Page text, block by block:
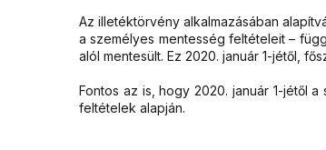
Az illetéktörvény alkalmazásában
a személyes mentesség feltételeit –
alól mentesült. Ez 2020. január 1-jétől,
Fontos az is, hogy 2020. január 1-jétől
feltételek alapján.